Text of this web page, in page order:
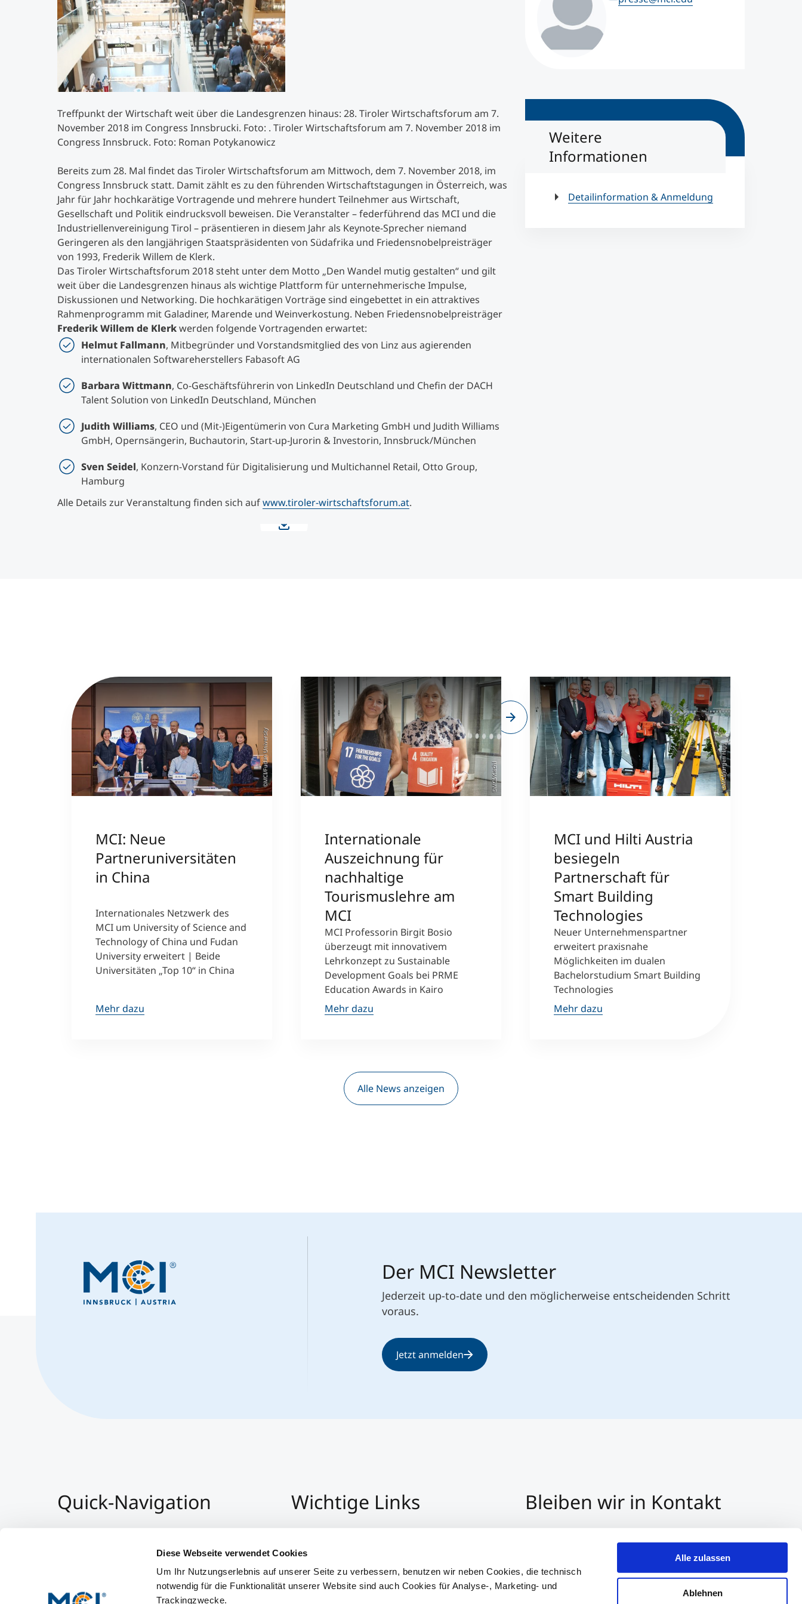
Diese Webseite verwendet Cookies
Um Ihr Nutzungserlebnis auf unserer Seite zu verbessern, benutzen wir neben Cookies, die technisch
notwendig für die Funktionalität unserer Website sind auch Cookies für Analyse-, Marketing- und
Trackingzwecke.
Alle zulassen
Ablehnen
Treffpunkt der Wirtschaft weit über die Landesgrenzen hinaus: 28. Tiroler Wirtschaftsforum am 7.
November 2018 im Congress Innsbrucki. Foto: . Tiroler Wirtschaftsforum am 7. November 2018 im
Congress Innsbruck. Foto: Roman Potykanowicz
Bereits zum 28. Mal findet das Tiroler Wirtschaftsforum am Mittwoch, dem 7. November 2018, im
Congress Innsbruck statt. Damit zählt es zu den führenden Wirtschaftstagungen in Österreich, was
Jahr für Jahr hochkarätige Vortragende und mehrere hundert Teilnehmer aus Wirtschaft,
Gesellschaft und Politik eindrucksvoll beweisen. Die Veranstalter – federführend das MCI und die
Industriellenvereinigung Tirol – präsentieren in diesem Jahr als Keynote-Sprecher niemand
Geringeren als den langjährigen Staatspräsidenten von Südafrika und Friedensnobelpreisträger
von 1993, Frederik Willem de Klerk.
Das Tiroler Wirtschaftsforum 2018 steht unter dem Motto „Den Wandel mutig gestalten“ und gilt
weit über die Landesgrenzen hinaus als wichtige Plattform für unternehmerische Impulse,
Diskussionen und Networking. Die hochkarätigen Vorträge sind eingebettet in ein attraktives
Rahmenprogramm mit Galadiner, Marende und Weinverkostung. Neben Friedensnobelpreisträger
Frederik Willem de Klerkwerden folgende Vortragenden erwartet:
Helmut Fallmann, Mitbegründer und Vorstandsmitglied des von Linz aus agierenden
internationalen Softwareherstellers Fabasoft AG
Barbara Wittmann, Co-Geschäftsführerin von LinkedIn Deutschland und Chefin der DACH
Talent Solution von LinkedIn Deutschland, München
Judith Williams, CEO und (Mit-)Eigentümerin von Cura Marketing GmbH und Judith Williams
GmbH, Opernsängerin, Buchautorin, Start-up-Jurorin & Investorin, Innsbruck/München
Sven Seidel, Konzern-Vorstand für Digitalisierung und Multichannel Retail, Otto Group,
Hamburg
Alle Details zur Veranstaltung finden sich aufwww.tiroler-wirtschaftsforum.at.
Weitere
Informationen
Detailinformation & Anmeldung
©MCI/Fudan University
MCI: Neue
Partneruniversitäten
in China
Internationales Netzwerk des
MCI um University of Science and
Technology of China und Fudan
University erweitert | Beide
Universitäten „Top 10“ in China
Mehr dazu
©MCI/Kiechl
Internationale
Auszeichnung für
nachhaltige
Tourismuslehre am
MCI
MCI Professorin Birgit Bosio
überzeugt mit innovativem
Lehrkonzept zu Sustainable
Development Goals bei PRME
Education Awards in Kairo
Mehr dazu
©MCI/Jürgen Nigg
MCI und Hilti Austria
besiegeln
Partnerschaft für
Smart Building
Technologies
Neuer Unternehmenspartner
erweitert praxisnahe
Möglichkeiten im dualen
Bachelorstudium Smart Building
Technologies
Mehr dazu
Alle News anzeigen
Der MCI Newsletter
Jederzeit up-to-date und den möglicherweise entscheidenden Schritt
voraus.
Jetzt anmelden
Quick-Navigation Wichtige Links
Datenschutz
Hinweisgeber:Innensystem
Barrierefreiheit
Bleiben wir in Kontakt
Per Whatsapp kontaktieren